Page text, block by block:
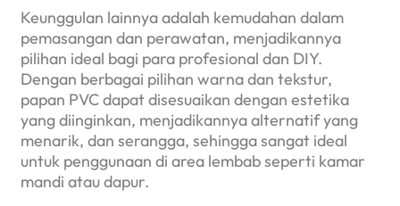
Keunggulan lainnya adalah kemudahan dalam
pemasangan dan perawatan, menjadikannya
pilihan ideal bagi para profesional dan DIY.
Dengan berbagai pilihan warna dan tekstur,
papan PVC dapat disesuaikan dengan estetika
yang diinginkan, menjadikannya alternatif yang
menarik, dan serangga, sehingga sangat ideal
untuk penggunaan di area lembab seperti kamar
mandi atau dapur.